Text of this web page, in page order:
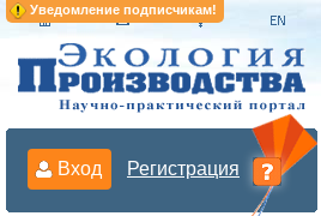
Уведомление подписчикам!
Вход Регистрация